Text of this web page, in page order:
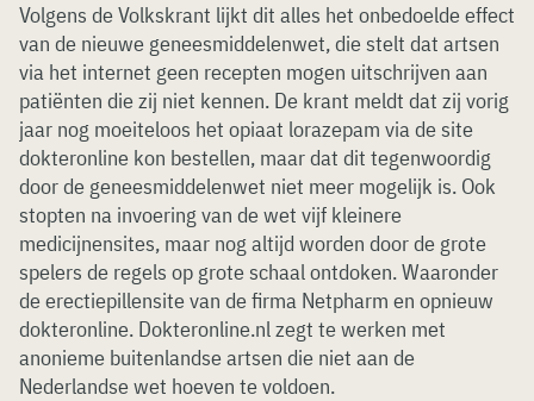
Volgens de Volkskrant lijkt dit alles het onbedoelde effect
van de nieuwe geneesmiddelenwet, die stelt dat artsen
via het internet geen recepten mogen uitschrijven aan
patiënten die zij niet kennen. De krant meldt dat zij vorig
jaar nog moeiteloos het opiaat lorazepam via de site
dokteronline kon bestellen, maar dat dit tegenwoordig
door de geneesmiddelenwet niet meer mogelijk is. Ook
stopten na invoering van de wet vijf kleinere
medicijnensites, maar nog altijd worden door de grote
spelers de regels op grote schaal ontdoken. Waaronder
de erectiepillensite van de firma Netpharm en opnieuw
dokteronline. Dokteronline.nl zegt te werken met
anonieme buitenlandse artsen die niet aan de
Nederlandse wet hoeven te voldoen.